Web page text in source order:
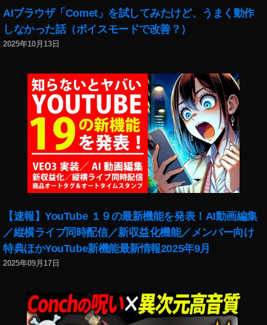
AIブラウザ「Comet」を試してみたけど、うまく動作
しなかった話（ボイスモードで改善？）
2025年10月13日
【速報】YouTube １９の最新機能を発表！AI動画編集
／縦横ライブ同時配信／新収益化機能／メンバー向け
特典ほかYouTube新機能最新情報2025年9月
2025年09月17日